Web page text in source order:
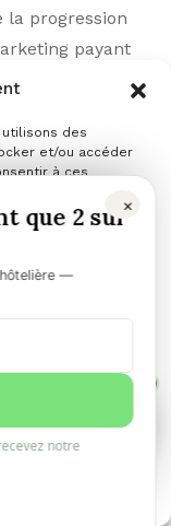
des
et/ou accéder
à ces
telles que le
sur ce site. Le fait
peut avoir un
fonctions.
la progression
payant
se concentrera
×
que 2 sur
—
notre